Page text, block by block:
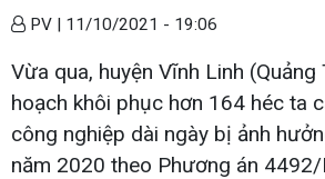
PV | 11/10/2021 - 19:06
Vừa qua, huyện Vĩnh Linh
hoạch khôi phục hơn 164 héc ta
công nghiệp dài ngày bị ảnh
năm 2020 theo Phương án 4492/